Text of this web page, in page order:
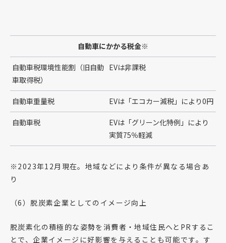
自動車にかかる税金※
自動車税環境性能割（旧自動
車取得税）
EVは非課税
自動車重量税 EVは「エコカー減税」により0円
自動車税
EVは「グリーン化特例」により
実質75％軽減
※2023年12月現在。地域などにより条件が異なる場合あ
り
（6）脱炭素企業としてのイメージ向上
脱炭素化の積極的な姿勢を消費者・地域住民へとPRするこ
とで、企業イメージに好影響を与えることも可能です。す